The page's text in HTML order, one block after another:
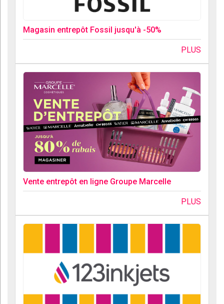
Magasin entrepôt Fossil jusqu'à -50%
PLUS
Vente entrepôt en ligne Groupe Marcelle
PLUS